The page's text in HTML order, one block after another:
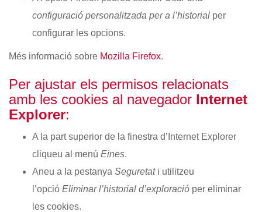
configuració personalitzada per a l’historial per
configurar les opcions.
Més informació sobre Mozilla Firefox.
Per ajustar els permisos relacionats
amb les cookies al navegador Internet
Explorer:
A la part superior de la finestra d’Internet Explorer
cliqueu al menú Eines.
Aneu a la pestanya Seguretati utilitzeu
l’opció Eliminar l’historial d’exploració per eliminar
les cookies.